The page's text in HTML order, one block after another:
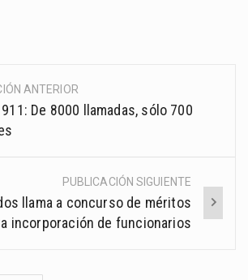
ANTERIOR
De 8000 llamadas, sólo 700
PUBLICACIÓN SIGUIENTE
llama a concurso de méritos
incorporación de funcionarios